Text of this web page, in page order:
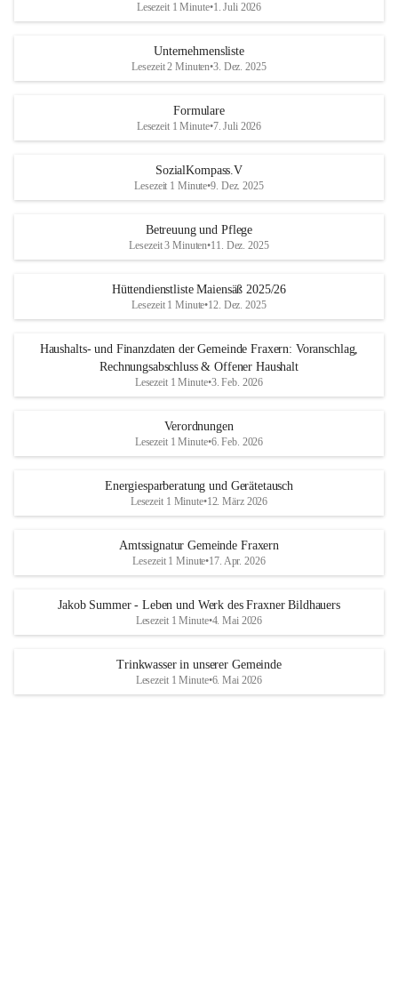
Lesezeit 1 Minute•1. Juli 2026
Unternehmensliste
Lesezeit 2 Minuten•3. Dez. 2025
Formulare
Lesezeit 1 Minute•7. Juli 2026
SozialKompass.V
Lesezeit 1 Minute•9. Dez. 2025
Betreuung und Pflege
Lesezeit 3 Minuten•11. Dez. 2025
Hüttendienstliste Maiensäß 2025/26
Lesezeit 1 Minute•12. Dez. 2025
Haushalts- und Finanzdaten der Gemeinde Fraxern: Voranschlag,
Rechnungsabschluss & Offener Haushalt
Lesezeit 1 Minute•3. Feb. 2026
Verordnungen
Lesezeit 1 Minute•6. Feb. 2026
Energiesparberatung und Gerätetausch
Lesezeit 1 Minute•12. März 2026
Amtssignatur Gemeinde Fraxern
Lesezeit 1 Minute•17. Apr. 2026
Jakob Summer - Leben und Werk des Fraxner Bildhauers
Lesezeit 1 Minute•4. Mai 2026
Trinkwasser in unserer Gemeinde
Lesezeit 1 Minute•6. Mai 2026